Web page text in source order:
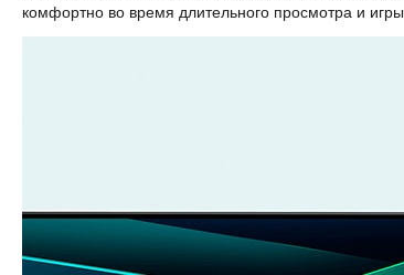
комфортно во время длительного просмотра и игры.